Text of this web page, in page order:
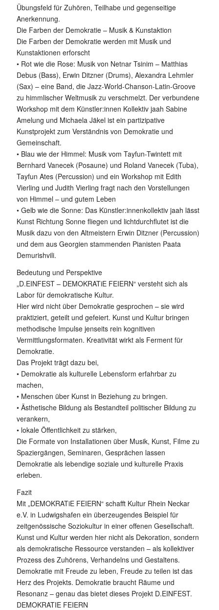
Übungsfeld für Zuhören, Teilhabe und gegenseitige
Anerkennung.
Die Farben der Demokratie – Musik & Kunstaktion
Die Farben der Demokratie werden mit Musik und
Kunstaktionen erforscht
• Rot wie die Rose: Musik von Netnar Tsinim – Matthias
Debus (Bass), Erwin Ditzner (Drums), Alexandra Lehmler
(Sax) – eine Band, die Jazz-World-Chanson-Latin-Groove
zu himmlischer Weltmusik zu verschmelzt. Der verbundene
Workshop mit dem Künstler:innen Kollektiv jaah Sabine
Amelung und Michaela Jäkel ist ein partizipative
Kunstprojekt zum Verständnis von Demokratie und
Gemeinschaft.
• Blau wie der Himmel: Musik vom Tayfun-Twintett mit
Bernhard Vanecek (Posaune) und Roland Vanecek (Tuba),
Tayfun Ates (Percussion) und ein Workshop mit Edith
Vierling und Judith Vierling fragt nach den Vorstellungen
von Himmel – und gutem Leben
• Gelb wie die Sonne: Das Künstler:innenkollektiv jaah lässt
Kunst Richtung Sonne fliegen und lichtdurchflutet ist die
Musik dazu von den Altmeistern Erwin Ditzner (Percussion)
und dem aus Georgien stammenden Pianisten Paata
Demurishvili.
Bedeutung und Perspektive
„D.EINFEST – DEMOKRATiE FEIERN“ versteht sich als
Labor für demokratische Kultur.
Hier wird nicht über Demokratie gesprochen – sie wird
praktiziert, geteilt und gefeiert. Kunst und Kultur bringen
methodische Impulse jenseits rein kognitiven
Vermittlungsformaten. Kreativität wirkt als Ferment für
Demokratie.
Das Projekt trägt dazu bei,
• Demokratie als kulturelle Lebensform erfahrbar zu
machen,
• Menschen über Kunst in Beziehung zu bringen.
• Ästhetische Bildung als Bestandteil politischer Bildung zu
verankern,
• lokale Öffentlichkeit zu stärken,
Die Formate von Installationen über Musik, Kunst, Filme zu
Spaziergängen, Seminaren, Gesprächen lassen
Demokratie als lebendige soziale und kulturelle Praxis
erleben.
Fazit
Mit „DEMOKRATiE FEIERN“ schafft Kultur Rhein Neckar
e.V. in Ludwigshafen ein überzeugendes Beispiel für
zeitgenössische Soziokultur in einer offenen Gesellschaft.
Kunst und Kultur werden hier nicht als Dekoration, sondern
als demokratische Ressource verstanden – als kollektiver
Prozess des Zuhörens, Verhandelns und Gestaltens.
Demokratie mit Freude zu leben, Freude zu teilen ist das
Herz des Projekts. Demokratie braucht Räume und
Resonanz – genau das bietet dieses Projekt D.EINFEST.
DEMOKRATIE FEIERN